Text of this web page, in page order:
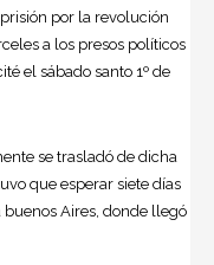
por la revolución
a los presos políticos
el sábado santo 1º de
se trasladó de dicha
que esperar siete días
Aires, donde llegó